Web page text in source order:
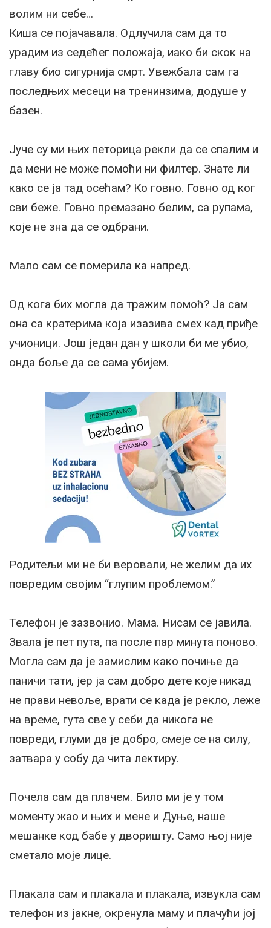
волим ни себе…
Киша се појачавала. Одлучила сам да то
урадим из седећег положаја, иако би скок на
главу био сигурнија смрт. Увежбала сам га
последњих месеци на тренинзима, додуше у
базен.
Јуче су ми њих петорица рекли да се спалим и
да мени не може помоћи ни филтер. Знате ли
како се ја тад осећам? Ко говно. Говно од ког
сви беже. Говно премазано белим, са рупама,
које не зна да се одбрани.
Мало сам се померила ка напред.
Од кога бих могла да тражим помоћ? Ја сам
она са кратерима која изазива смех кад приђе
учионици. Још један дан у школи би ме убио,
онда боље да се сама убијем.
Родитељи ми не би веровали, не желим да их
повредим својим “глупим проблемом.”
Телефон је зазвонио. Мама. Нисам се јавила.
Звала је пет пута, па после пар минута поново.
Могла сам да је замислим како почиње да
паничи тати, јер ја сам добро дете које никад
не прави невоље, врати се када је рекло, леже
на време, гута све у себи да никога не
повреди, глуми да је добро, смеје се на силу,
затвара у собу да чита лектиру.
Почела сам да плачем. Било ми је у том
моменту жао и њих и мене и Дуње, наше
мешанке код бабе у дворишту. Само њој није
сметало моје лице.
Плакала сам и плакала и плакала, извукла сам
телефон из јакне, окренула маму и плачући јој